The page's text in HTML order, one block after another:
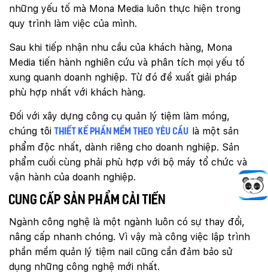
những yếu tố mà Mona Media luôn thực hiện trong
quy trình làm việc của mình.
Sau khi tiếp nhận nhu cầu của khách hàng, Mona
Media tiến hành nghiên cứu và phân tích mọi yếu tố
xung quanh doanh nghiệp. Từ đó đề xuất giải pháp
phù hợp nhất với khách hàng.
Đối với xây dựng công cụ quản lý tiệm làm móng,
chúng tôi thiết kế phần mềm theo yêu cầu là một sản
phẩm độc nhất, dành riêng cho doanh nghiệp. Sản
phẩm cuối cùng phải phù hợp với bộ máy tổ chức và
vận hành của doanh nghiệp.
Cung cấp sản phẩm cải tiến
Ngành công nghệ là một ngành luôn có sự thay đổi,
nâng cấp nhanh chóng. Vì vậy mà công việc lập trình
phần mềm quản lý tiệm nail cũng cần đảm bảo sử
dụng những công nghệ mới nhất.